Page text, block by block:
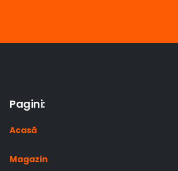
Pagini:
Acasă
Magazin